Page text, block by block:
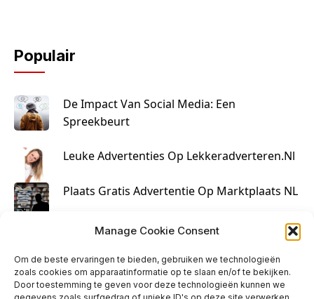
Manage Cookie Consent
Om de beste ervaringen te bieden, gebruiken we technologieën
zoals cookies om apparaatinformatie op te slaan en/of te bekijken.
Door toestemming te geven voor deze technologieën kunnen we
Populair
De Impact Van Social Media: Een
Spreekbeurt
Leuke Advertenties Op Lekkeradverteren.nl
Plaats Gratis Advertentie Op Marktplaats NL
Kruisbestuiving Voor Succesvolle Marketing